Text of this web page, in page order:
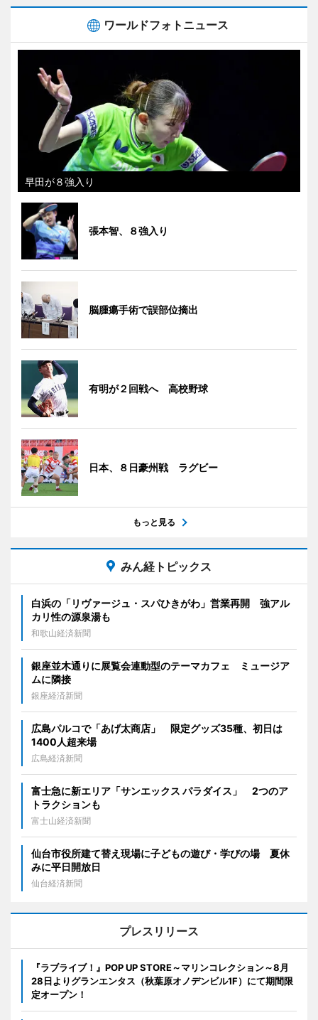
ワールドフォトニュース
早田が８強入り
張本智、８強入り
脳腫瘍手術で誤部位摘出
有明が２回戦へ 高校野球
日本、８日豪州戦 ラグビー
もっと見る
みん経トピックス
白浜の「リヴァージュ・スパひきがわ」営業再開 強アル
カリ性の源泉湯も
和歌山経済新聞
銀座並木通りに展覧会連動型のテーマカフェ ミュージア
ムに隣接
銀座経済新聞
広島パルコで「あげ太商店」 限定グッズ35種、初日は
1400人超来場
広島経済新聞
富士急に新エリア「サンエックス パラダイス」 2つのア
トラクションも
富士山経済新聞
仙台市役所建て替え現場に子どもの遊び・学びの場 夏休
みに平日開放日
仙台経済新聞
プレスリリース
『ラブライブ！』POP UP STORE～マリンコレクション～8月
28日よりグランエンタス（秋葉原オノデンビル1F）にて期間限
定オープン！